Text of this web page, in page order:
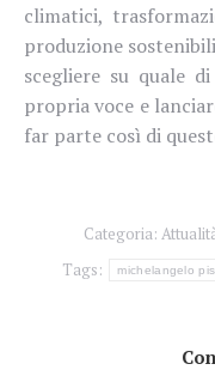
climatici,
produzione
scegliere su quale
propria voce e
far parte così di
Categoria:
Tags:
michelangelo